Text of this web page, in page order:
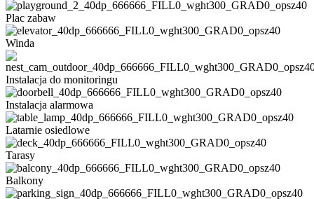
Plac zabaw
Winda
Instalacja do monitoringu
Instalacja alarmowa
Latarnie osiedlowe
Tarasy
Balkony